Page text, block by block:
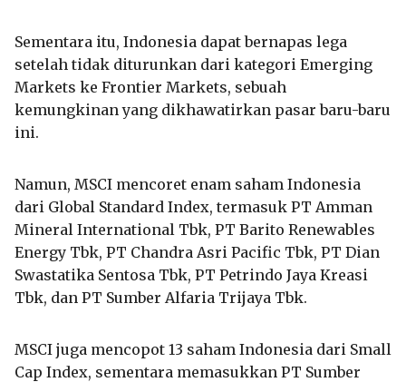
Sementara itu, Indonesia dapat bernapas lega
setelah tidak diturunkan dari kategori Emerging
Markets ke Frontier Markets, sebuah
kemungkinan yang dikhawatirkan pasar baru-baru
ini.
Namun, MSCI mencoret enam saham Indonesia
dari Global Standard Index, termasuk PT Amman
Mineral International Tbk, PT Barito Renewables
Energy Tbk, PT Chandra Asri Pacific Tbk, PT Dian
Swastatika Sentosa Tbk, PT Petrindo Jaya Kreasi
Tbk, dan PT Sumber Alfaria Trijaya Tbk.
MSCI juga mencopot 13 saham Indonesia dari Small
Cap Index, sementara memasukkan PT Sumber